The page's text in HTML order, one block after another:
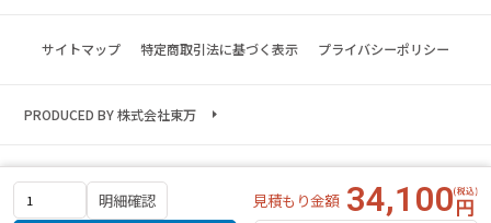
明細確認 見積もり金額 34,100
サイトマップ 特定商取引法に基づく表示 プライバシーポリシー
PRODUCED BY 株式会社東万
Copyright © 2023 exterior.com All rights reserved.